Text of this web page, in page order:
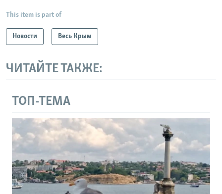
This item is part of
Новости Весь Крым
ЧИТАЙТЕ ТАКЖЕ:
ТОП-ТЕМА